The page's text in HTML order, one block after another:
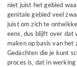
niet juist het gebied
genitale gebied veel
juist om zich te
eens, dus blijft over dat
maken op basis van
Gedachten die je kunt
proces is, dat in